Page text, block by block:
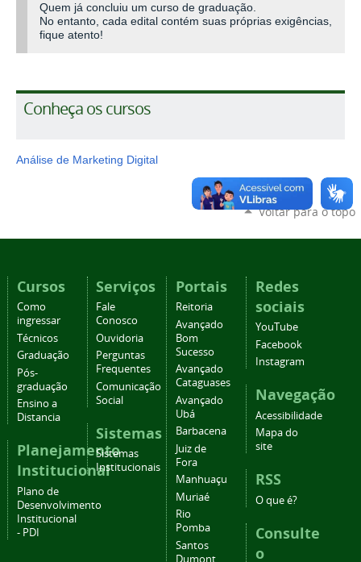
Quem já concluiu um curso de graduação.
No entanto, cada edital contém suas próprias exigências,
fique atento!
Conheça os cursos
Análise de Marketing Digital
Voltar para o topo
Cursos
Como
ingressar
Técnicos
Graduação
Pós-
graduação
Ensino a
Distancia
Planejamento
Institucional
Plano de
Desenvolvimento
Institucional
- PDI
Serviços
Fale
Conosco
Ouvidoria
Perguntas
Frequentes
Comunicação
Social
Sistemas
Sistemas
Institucionais
Portais
Reitoria
Avançado
Bom
Sucesso
Avançado
Cataguases
Avançado
Ubá
Barbacena
Juiz de
Fora
Manhuaçu
Muriaé
Rio
Pomba
Santos
Dumont
Redes
sociais
YouTube
Facebook
Instagram
Navegação
Acessibilidade
Mapa do
site
RSS
O que é?
Consulte
o